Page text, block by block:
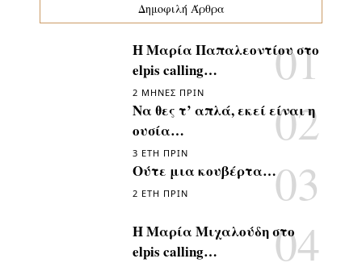
Δημοφιλή Άρθρα
Η Μαρία Παπαλεοντίου στο
elpis calling…
2 ΜΉΝΕΣ ΠΡΙΝ
Να θες τ’ απλά, εκεί είναι η
ουσία…
3 ΈΤΗ ΠΡΙΝ
Ούτε μια κουβέρτα…
2 ΈΤΗ ΠΡΙΝ
Η Μαρία Μιχαλούδη στο
elpis calling…